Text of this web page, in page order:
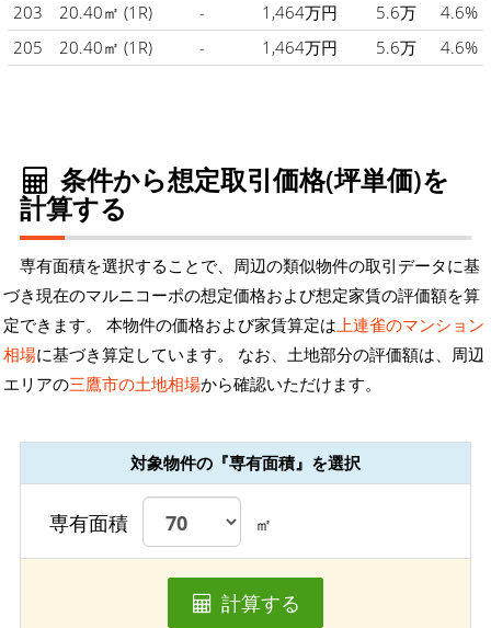
203
20.40㎡ (1R) - 1,464万円 5.6万
4.6%
205
20.40㎡ (1R) - 1,464万円 5.6万 4.6%
条件から想定取引価格(坪単価)を
計算する
専有面積を選択することで、周辺の類似物件の取引データに基
づき現在のマルニコーポの想定価格および想定家賃の評価額を算
定できます。 本物件の価格および家賃算定は上連雀のマンション
相場に基づき算定しています。 なお、土地部分の評価額は、周辺
エリアの三鷹市の土地相場から確認いただけます。
対象物件の『専有面積』を選択
専有面積 ㎡
計算する